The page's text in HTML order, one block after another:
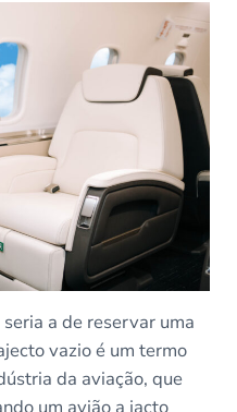
a de reservar uma
vazio é um termo
da aviação, que
um avião a jacto